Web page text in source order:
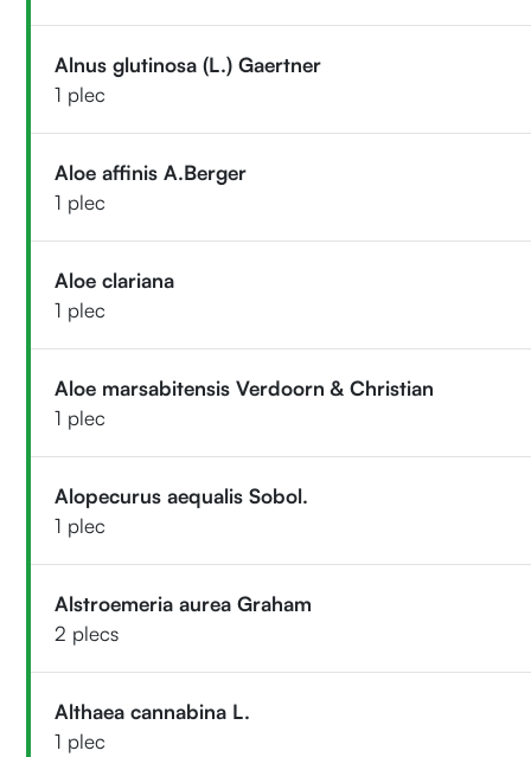
Alnus glutinosa (L.) Gaertner
1 plec
Aloe affinis A.Berger
1 plec
Aloe clariana
1 plec
Aloe marsabitensis Verdoorn & Christian
1 plec
Alopecurus aequalis Sobol.
1 plec
Alstroemeria aurea Graham
2 plecs
Althaea cannabina L.
1 plec